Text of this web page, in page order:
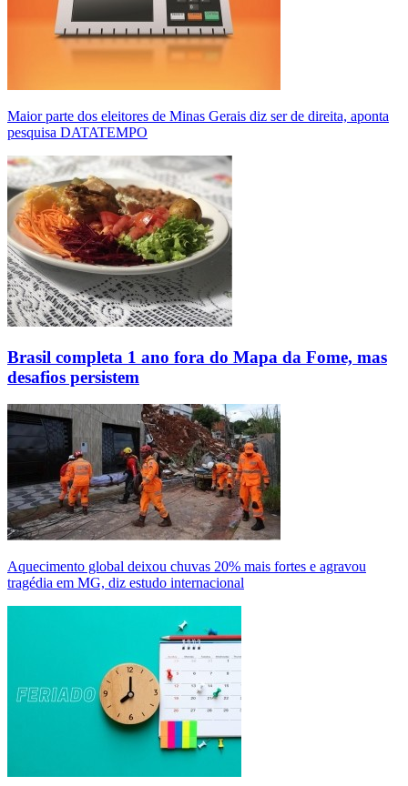
Maior parte dos eleitores de Minas Gerais diz ser de direita, aponta
pesquisa DATATEMPO
Brasil completa 1 ano fora do Mapa da Fome, mas
desafios persistem
Aquecimento global deixou chuvas 20% mais fortes e agravou
tragédia em MG, diz estudo internacional